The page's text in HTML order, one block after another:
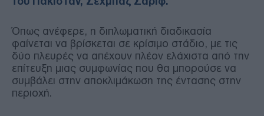
Όπως ανέφερε, η διπλωματική διαδικασία
φαίνεται να βρίσκεται σε κρίσιμο στάδιο, με τις
δύο πλευρές να απέχουν πλέον ελάχιστα από την
επίτευξη μιας συμφωνίας που θα μπορούσε να
συμβάλει στην αποκλιμάκωση της έντασης στην
περιοχή.